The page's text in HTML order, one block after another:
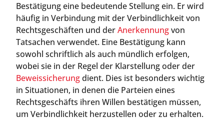
Bestätigung eine bedeutende Stellung ein. Er wird
häufig in Verbindung mit der Verbindlichkeit von
Rechtsgeschäften und derAnerkennungvon
Tatsachen verwendet. Eine Bestätigung kann
sowohl schriftlich als auch mündlich erfolgen,
wobei sie in der Regel der Klarstellung oder der
Beweissicherungdient. Dies ist besonders wichtig
in Situationen, in denen die Parteien eines
Rechtsgeschäfts ihren Willen bestätigen müssen,
um Verbindlichkeit herzustellen oder zu erhalten.